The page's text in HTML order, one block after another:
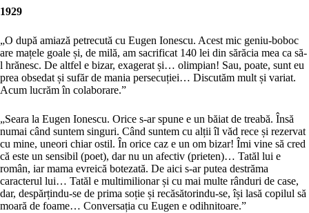
1929
„O după amiază petrecută cu Eugen Ionescu. Acest mic geniu-boboc
are mațele goale și, de milă, am sacrificat 140 lei din sărăcia mea ca să-
l hrănesc. De altfel e bizar, exagerat și… olimpian! Sau, poate, sunt eu
prea obsedat și sufăr de mania persecuției… Discutăm mult și variat.
Acum lucrăm în colaborare.”
„Seara la Eugen Ionescu. Orice s-ar spune e un băiat de treabă. Însă
numai când suntem singuri. Când suntem cu alții îl văd rece și rezervat
cu mine, uneori chiar ostil. În orice caz e un om bizar! Îmi vine să cred
că este un sensibil (poet), dar nu un afectiv (prieten)… Tatăl lui e
român, iar mama evreică botezată. De aici s-ar putea destrăma
caracterul lui… Tatăl e multimilionar și cu mai multe rânduri de case,
dar, despărțindu-se de prima soție și recăsătorindu-se, își lasă copilul să
moară de foame… Conversația cu Eugen e odihnitoare.”